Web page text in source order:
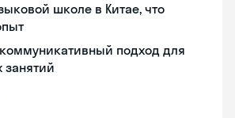
школе в Китае, что
подход для
занятий